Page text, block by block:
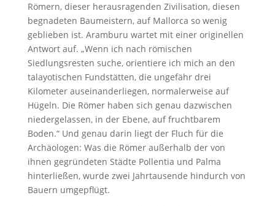
Römern, dieser herausragenden Zivilisation, diesen
begnadeten Baumeistern, auf Mallorca so wenig
geblieben ist. Aramburu wartet mit einer originellen
Antwort auf. „Wenn ich nach römischen
Siedlungsresten suche, orientiere ich mich an den
talayotischen Fundstätten, die ungefähr drei
Kilometer auseinanderliegen, normalerweise auf
Hügeln. Die Römer haben sich genau dazwischen
niedergelassen, in der Ebene, auf fruchtbarem
Boden.“ Und genau darin liegt der Fluch für die
Archäologen: Was die Römer außerhalb der von
ihnen gegründeten Städte Pollentia und Palma
hinterließen, wurde zwei Jahrtausende hindurch von
Bauern umgepflügt.